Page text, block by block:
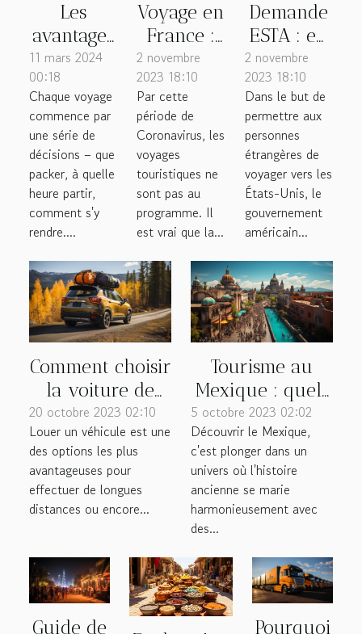
Les
avantages
de choisir
parking à
bas coût
près de
l'aéroport
pour les
voyageurs
11 mars 2024
00:18
Chaque voyage
commence par
une série de
décisions – que
packer, à quelle
heure partir,
comment s'y
rendre....
Voyage en
France :
où partir
en
février ?
2 novembre
2023 18:10
Par cette
période de
Coronavirus, les
voyages
touristiques ne
sont pas au
programme. Il
est vrai que la...
Demande
ESTA : en
quoi
consiste-
t-elle ?
2 novembre
2023 18:10
Dans le but de
permettre aux
personnes
étrangères de
voyager vers les
États-Unis, le
gouvernement
américain...
Comment choisir
la voiture de
location parfaite
pour votre
prochain voyage
?
20 octobre 2023 02:10
Louer un véhicule est une
des options les plus
avantageuses pour
effectuer de longues
distances ou encore...
Tourisme au
Mexique : quels
sont les endroits
incontournables
à visiter ?
5 octobre 2023 02:02
Découvrir le Mexique,
c'est plonger dans un
univers où l'histoire
ancienne se marie
harmonieusement avec
des...
Guide de Pourquoi